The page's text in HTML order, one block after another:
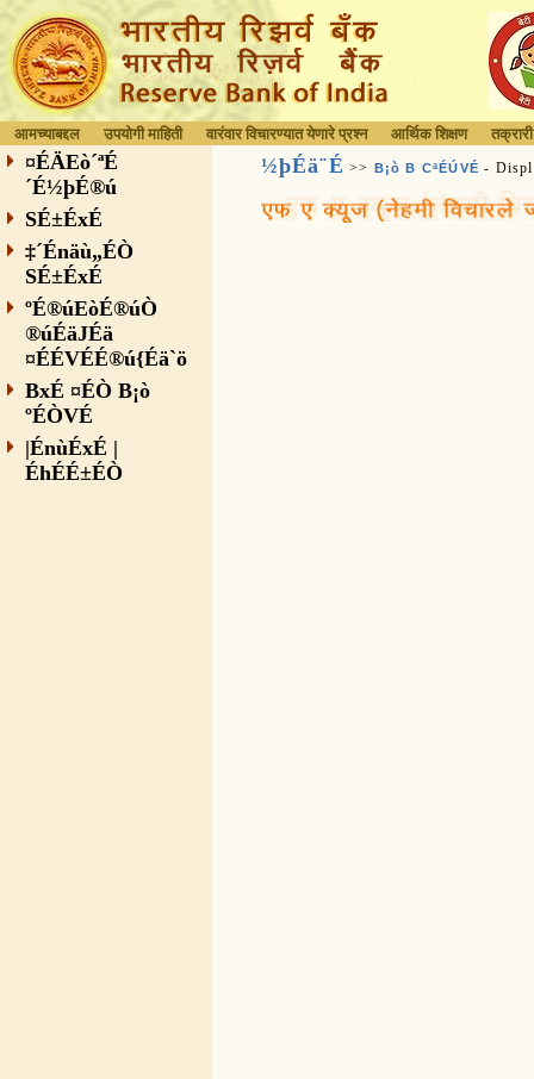
आमच्याबद्दल उपयोगी माहिती वारंवार विचारण्यात येणारे प्रश्न आर्थिक शिक्षण तक्रारी
¤ÉÄEò´ªÉ
´É½þÉ®ú
SÉ±ÉxÉ
‡´Énäù„ÉÒ
SÉ±ÉxÉ
ºÉ®úEòÉ®úÒ
®úÉäJÉä
¤ÉÉVÉÉ®ú{Éä`ö
BxÉ ¤ÉÒ B¡ò
ºÉÒVÉ
|ÉnùÉxÉ |
ÉhÉÉ±ÉÒ
½þÉä¨É >> B¡ò B CªÉÚVÉ -